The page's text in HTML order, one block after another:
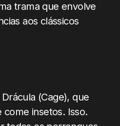
trama que envolve
aos clássicos
(Cage), que
insetos. Isso.